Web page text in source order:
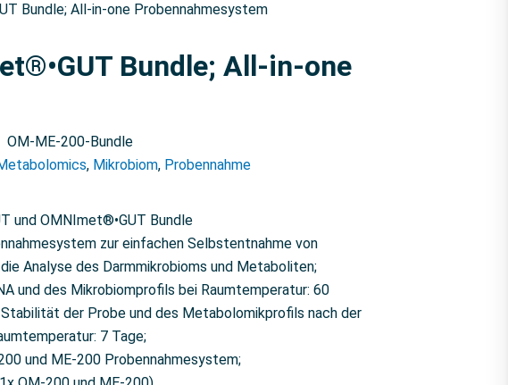
Bundle; All-in-one Probennahmesystem
Bundle; All-in-one
OM-ME-200-Bundle
, Mikrobiom, Probennahme
und OMNImet®•GUT Bundle
zur einfachen Selbstentnahme von
Analyse des Darmmikrobioms und Metaboliten;
und des Mikrobiomprofils bei Raumtemperatur: 60
der Probe und des Metabolomikprofils nach der
7 Tage;
und ME-200 Probennahmesystem;